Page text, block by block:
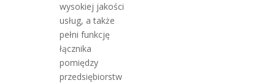
wysokiej jakości
usług, a także
pełni funkcję
łącznika
pomiędzy
przedsiębiorstw